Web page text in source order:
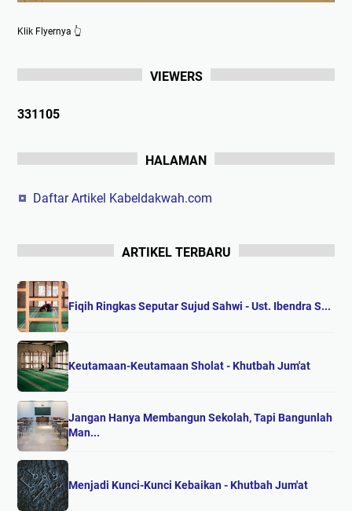
Klik Flyernya 👆
VIEWERS
331105
HALAMAN
Daftar Artikel Kabeldakwah.com
ARTIKEL TERBARU
Fiqih Ringkas Seputar Sujud Sahwi - Ust. Ibendra S...
Keutamaan-Keutamaan Sholat - Khutbah Jum'at
Jangan Hanya Membangun Sekolah, Tapi Bangunlah
Man...
Menjadi Kunci-Kunci Kebaikan - Khutbah Jum'at